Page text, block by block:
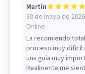
Martín
30 de mayo de 2026
Online
La recomiendo
proceso muy difícil
una guía muy
Realmente me